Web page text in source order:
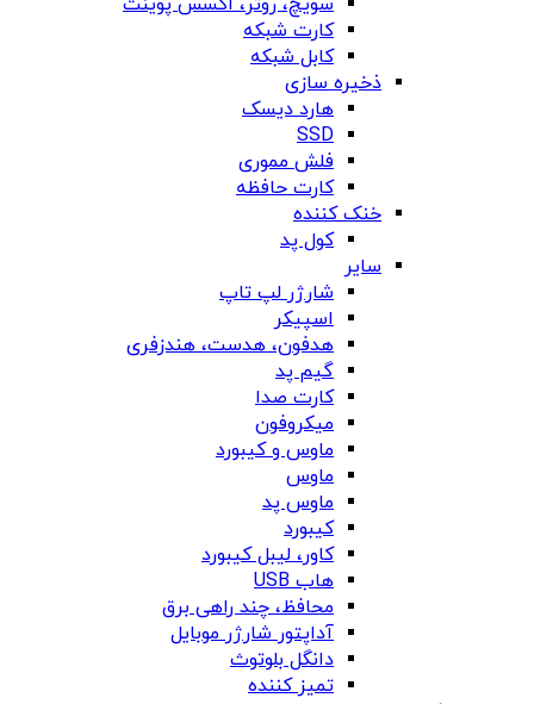
کارت شبکه
کابل شبکه
ذخیره سازی
هارد دیسک
SSD
فلش مموری
کارت حافظه
خنک کننده
کول پد
سایر
شارژر لپ تاپ
اسپیکر
هدفون، هدست، هندزفری
گیم پد
کارت صدا
میکروفون
ماوس و کیبورد
ماوس
ماوس پد
کیبورد
کاور، لیبل کیبورد
هاب USB
محافظ، چند راهی برق
آداپتور شارژر موبایل
دانگل بلوتوث
تمیز کننده